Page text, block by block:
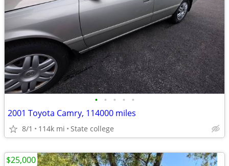
• • • • •
2001 Toyota Camry, 114000 miles
8/1 114k mi State college
$25,000